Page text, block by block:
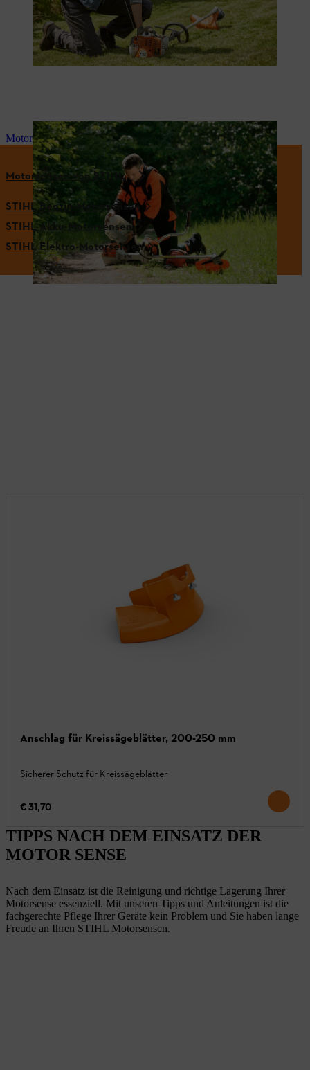
Motorsense-Gemisch
Motorsensen von STIHL
STIHL Benzin-Motorsensen
STIHL Akku-Motorsensen
STIHL Elektro-Motorsensen
Anschlag für Kreissägeblätter, 200-250 mm
Sicherer Schutz für Kreissägeblätter
€ 31,70
TIPPS NACH DEM EINSATZ DER
MOTOR SENSE
Nach dem Einsatz ist die Reinigung und richtige Lagerung Ihrer
Motorsense essenziell. Mit unseren Tipps und Anleitungen ist die
fachgerechte Pflege Ihrer Geräte kein Problem und Sie haben lange
Freude an Ihren STIHL Motorsensen.